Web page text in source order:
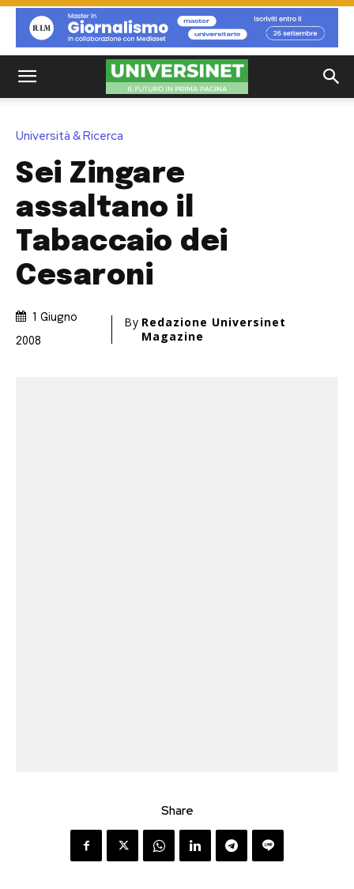
Università & Ricerca
Sei Zingare
assaltano il
Tabaccaio dei
Cesaroni
1 Giugno
2008
By Redazione Universinet
Magazine
Share